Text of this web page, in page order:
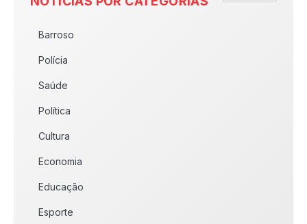
Barroso
Polícia
Saúde
Política
Cultura
Economia
Educação
Esporte